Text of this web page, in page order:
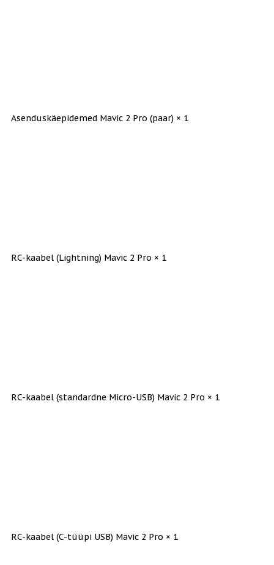
Asenduskäepidemed Mavic 2 Pro (paar) × 1
RC-kaabel (Lightning) Mavic 2 Pro × 1
RC-kaabel (standardne Micro-USB) Mavic 2 Pro × 1
RC-kaabel (C-tüüpi USB) Mavic 2 Pro × 1